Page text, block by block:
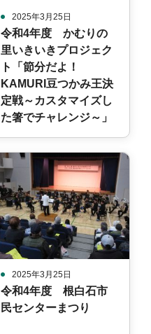
2025年3月25日
令和4年度 かむりの
里いきいきプロジェク
ト「節分だよ！
KAMURI豆つかみ王決
定戦～カスタマイズし
た箸でチャレンジ～」
2025年3月25日
令和4年度 根白石市
民センターまつり